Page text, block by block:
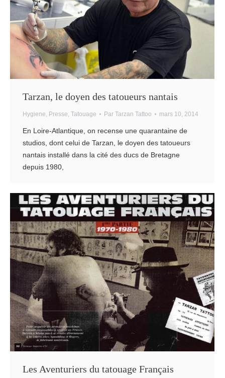
Tarzan, le doyen des tatoueurs nantais
Hygiene, Presse, Tatouage Par Tarzan Tattoo mars 10, 2014
En Loire-Atlantique, on recense une quarantaine de
studios, dont celui de Tarzan, le doyen des tatoueurs
nantais installé dans la cité des ducs de Bretagne
depuis 1980,
Les Aventuriers du tatouage Français